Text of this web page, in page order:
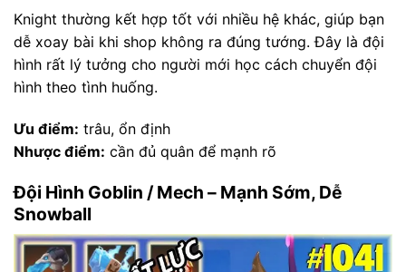
Knight thường kết hợp tốt với nhiều hệ khác, giúp bạn
dễ xoay bài khi shop không ra đúng tướng. Đây là đội
hình rất lý tưởng cho người mới học cách chuyển đội
hình theo tình huống.
Ưu điểm: trâu, ổn định
Nhược điểm: cần đủ quân để mạnh rõ
Đội Hình Goblin / Mech – Mạnh Sớm, Dễ
Snowball